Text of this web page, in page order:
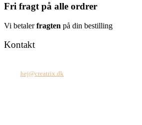
Fri fragt på alle ordrer
Vi betalerfragten på din bestilling
Kontakt
hej@creatrix.dk